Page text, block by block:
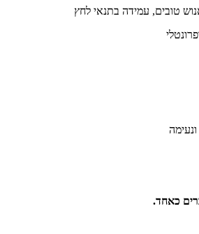
טובים, עמידה בתנאי לחץ
כאחד.